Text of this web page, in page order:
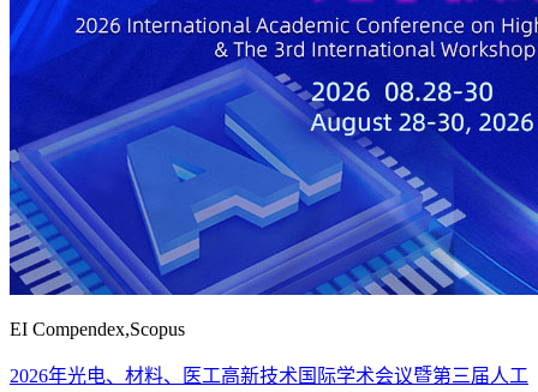
EI Compendex,Scopus
2026年光电、材料、医工高新技术国际学术会议暨第三届人工